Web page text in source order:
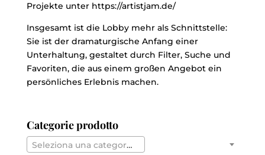
Projekte unter https://artistjam.de/
Insgesamt ist die Lobby mehr als Schnittstelle:
Sie ist der dramaturgische Anfang einer
Unterhaltung, gestaltet durch Filter, Suche und
Favoriten, die aus einem großen Angebot ein
persönliches Erlebnis machen.
Categorie prodotto
Seleziona una categoria